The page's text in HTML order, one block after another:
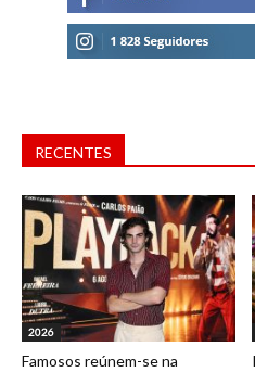
RECENTES
2026
Famosos reúnem-se na